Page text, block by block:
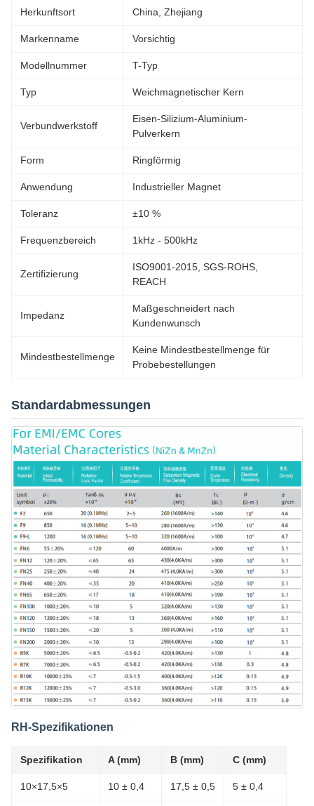
Herkunftsort China, Zhejiang
Markenname Vorsichtig
Modellnummer T-Typ
Typ Weichmagnetischer Kern
Verbundwerkstoff
Eisen-Silizium-Aluminium-
Pulverkern
Form Ringförmig
Anwendung Industrieller Magnet
Toleranz ±10 %
Frequenzbereich 1kHz - 500kHz
Zertifizierung
ISO9001-2015, SGS-ROHS,
REACH
Impedanz
Maßgeschneidert nach
Kundenwunsch
Mindestbestellmenge
Keine Mindestbestellmenge für
Probebestellungen
Standardabmessungen
RH-Spezifikationen
Spezifikation A (mm) B (mm) C (mm)
10×17,5×5 10 ± 0,4 17,5 ± 0,5 5 ± 0,4